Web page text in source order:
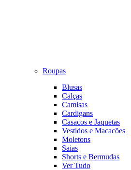
Roupas
Blusas
Calças
Camisas
Cardigans
Casacos e Jaquetas
Vestidos e Macacões
Moletons
Saias
Shorts e Bermudas
Ver Tudo